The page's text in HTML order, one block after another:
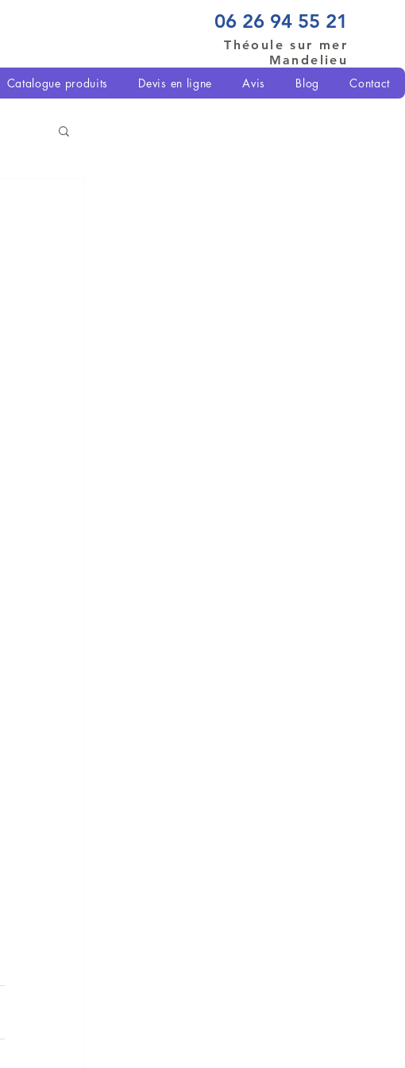
06 26 94 55 21
Théoule sur mer
Mandelieu
Catalogue produits Devis en ligne Avis Blog Contact